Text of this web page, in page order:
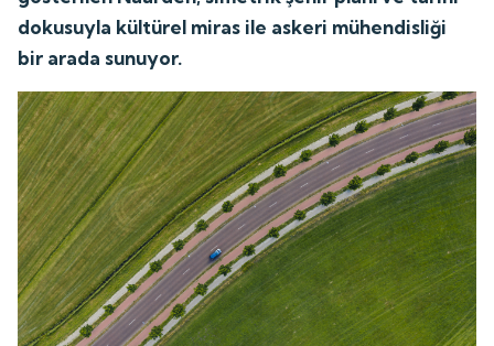
dokusuyla kültürel miras ile askeri mühendisliği
bir arada sunuyor.